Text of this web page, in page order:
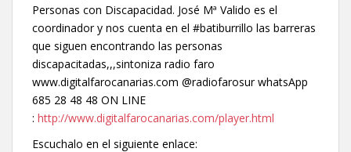
Personas con Discapacidad. José Mª Valido es el
coordinador y nos cuenta en el #batiburrillo las barreras
que siguen encontrando las personas
discapacitadas,,,sintoniza radio faro
www.digitalfarocanarias.com @radiofarosur whatsApp
685 28 48 48 ON LINE
: http://www.digitalfarocanarias.com/player.html
Escuchalo en el siguiente enlace: